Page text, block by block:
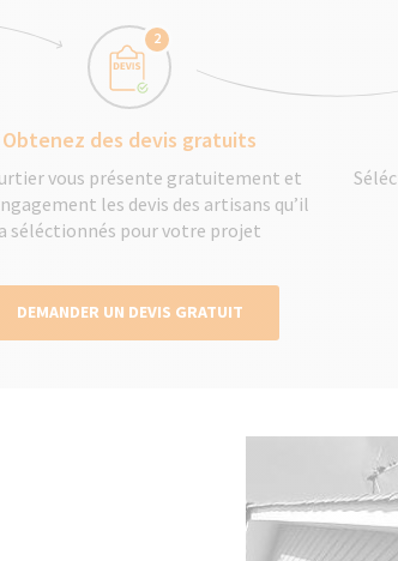
2
Obtenez des devis gratuits
vous présente gratuitement et
les devis des artisans qu’il
a séléctionnés pour votre projet
DEMANDER UN DEVIS GRATUIT